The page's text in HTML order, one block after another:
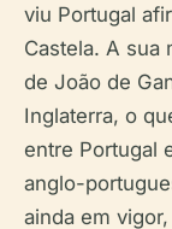
viu Portugal
Castela. A sua
de João de
Inglaterra, o
entre Portugal
anglo-
ainda em